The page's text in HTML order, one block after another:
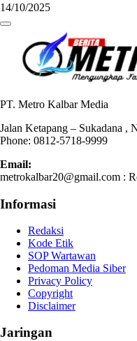
14/10/2025
PT. Metro Kalbar Media
Jalan Ketapang – Sukadana ,
Phone: 0812-5718-9999
Email:
metrokalbar20@gmail.com :
Informasi
Redaksi
Kode Etik
SOP Wartawan
Pedoman Media Siber
Privacy Policy
Copyright
Disclaimer
Jaringan